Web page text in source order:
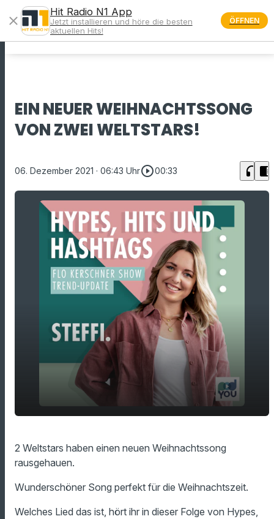
menu
EIN NEUER WEIHNACHTSSONG
VON ZWEI WELTSTARS!
06. Dezember 2021 · 06:43 Uhrplay_circle_outline00:33 headphones chrome_reader_mode
play_arrow Weltstars!
00:00
2 Weltstars haben einen neuen Weihnachtssong
rausgehauen.
Wunderschöner Song perfekt für die Weihnachtszeit.
Welches Lied das ist, hört ihr in dieser Folge von Hypes,
close
Hit Radio N1 App
Jetzt installieren und höre die besten
aktuellen Hits!
ÖFFNEN